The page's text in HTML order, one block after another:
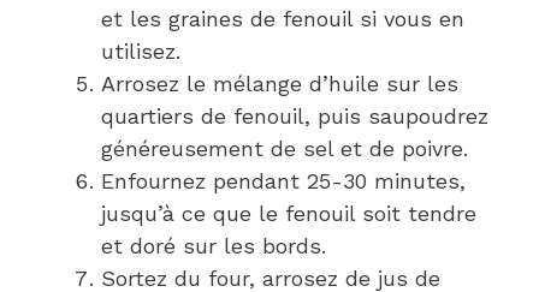
et les graines de fenouil si vous en
utilisez.
Arrosez le mélange d’huile sur les
quartiers de fenouil, puis saupoudrez
généreusement de sel et de poivre.
Enfournez pendant 25-30 minutes,
jusqu’à ce que le fenouil soit tendre
et doré sur les bords.
Sortez du four, arrosez de jus de